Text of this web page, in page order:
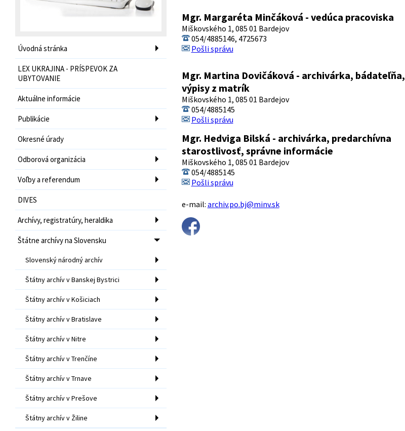
Úvodná stránka
LEX UKRAJINA - PRÍSPEVOK ZA
UBYTOVANIE
Aktuálne informácie
Publikácie
Okresné úrady
Odborová organizácia
Voľby a referendum
DIVES
Archívy, registratúry, heraldika
Štátne archívy na Slovensku
Slovenský národný archív
Štátny archív v Banskej Bystrici
Štátny archív v Košiciach
Štátny archív v Bratislave
Štátny archív v Nitre
Štátny archív v Trenčíne
Štátny archív v Trnave
Štátny archív v Prešove
Štátny archív v Žiline
Mgr. Margaréta Minčáková - vedúca pracoviska
Miškovského 1, 085 01 Bardejov
054/4885146, 4725673
Pošli správu
Mgr. Martina Dovičáková - archivárka, bádateľňa,
výpisy z matrík
Miškovského 1, 085 01 Bardejov
054/4885145
Pošli správu
Mgr. Hedviga Bilská - archivárka, predarchívna
starostlivosť, správne informácie
Miškovského 1, 085 01 Bardejov
054/4885145
Pošli správu
e-mail: archiv.po.bj@minv.sk